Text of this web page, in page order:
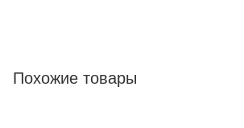
Похожие товары